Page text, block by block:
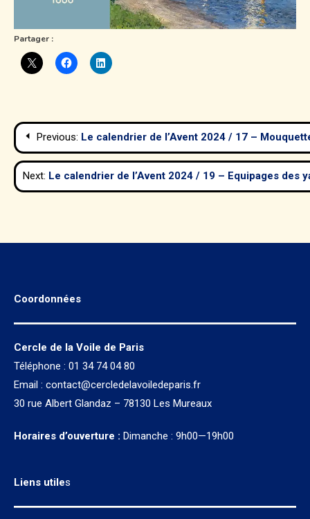
Partager :
Navigation
de
l’article
Previous: Le calendrier de l’Avent 2024 / 17 –
Next: Le calendrier de l’Avent 2024 / 19 – Equipages
Coordonnées
Cercle de la Voile de Paris
Téléphone : 01 34 74 04 80
Email : contact@cercledelavoiledeparis.fr
30 rue Albert Glandaz – 78130 Les Mureaux
Horaires d’ouverture : Dimanche : 9h00—19h00
Liens utiles